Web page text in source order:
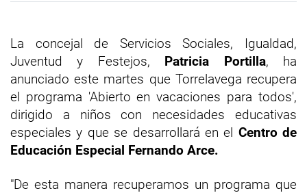
La concejal de Servicios Sociales, Igualdad,
Juventud y Festejos, Patricia Portilla, ha
anunciado este martes que Torrelavega recupera
el programa 'Abierto en vacaciones para todos',
dirigido a niños con necesidades educativas
especiales y que se desarrollará en el Centro de
Educación Especial Fernando Arce.
"De esta manera recuperamos un programa que